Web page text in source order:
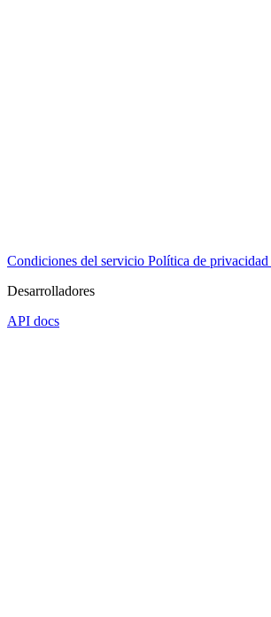
Condiciones del servicio Política de privacidad
Desarrolladores
API docs